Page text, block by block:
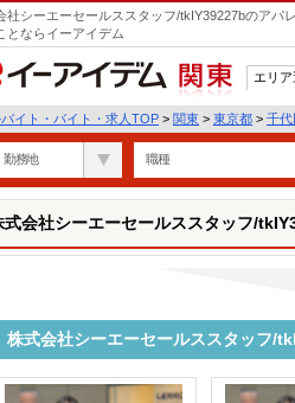
社シーエーセールススタッフ/tkIY39227bのアパ
とならイーアイデム
関東
エリア
イト・バイト・求人TOP > 関東 > 東京都 > 千代
勤務地 職種
式会社シーエーセールススタッフ/
株式会社シーエーセールススタッフ/